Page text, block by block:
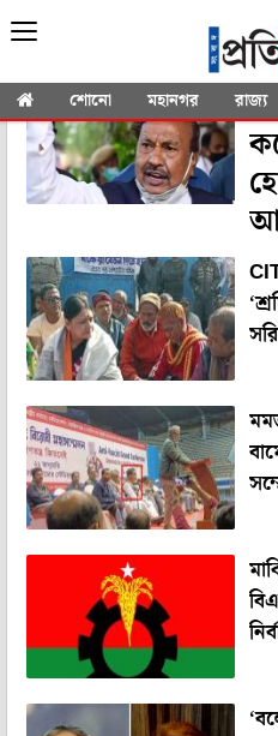
শোনো মহানগর রাজ্য
YOU SEARCHED